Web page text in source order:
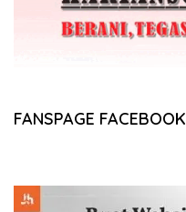
FANSPAGE FACEBOOK